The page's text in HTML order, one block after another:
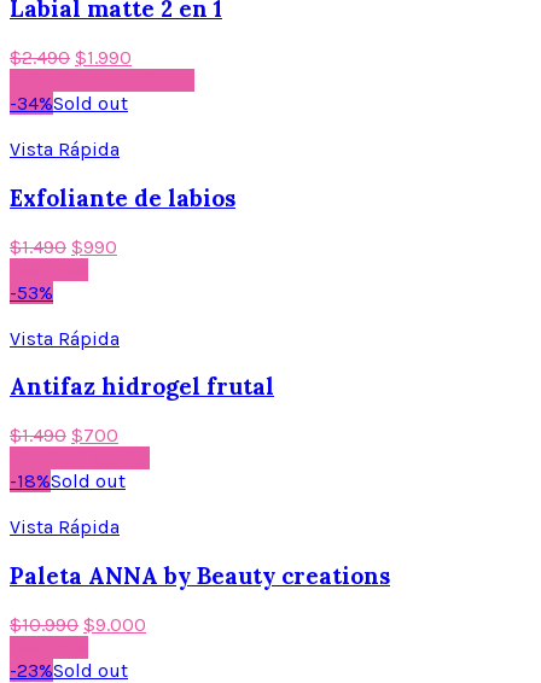
Labial matte 2 en 1
$2.490 $1.990
-34%Sold out
Vista Rápida
Exfoliante de labios
$1.490 $990
-53%
Vista Rápida
Antifaz hidrogel frutal
$1.490 $700
-18%Sold out
Vista Rápida
Paleta ANNA by Beauty creations
$10.990 $9.000
-23%Sold out